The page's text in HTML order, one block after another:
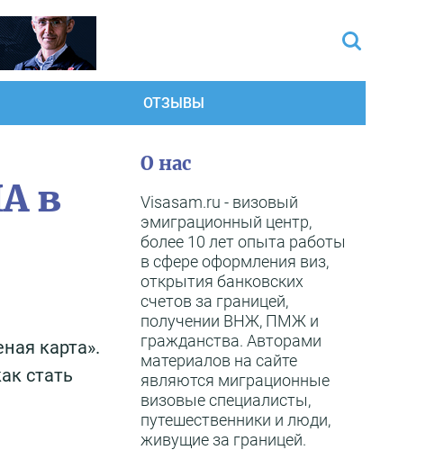
ОТЗЫВЫ
в
карта».
стать
О нас
Visasam.ru - визовый
эмиграционный центр,
более 10 лет опыта работы
в сфере оформления виз,
открытия банковских
счетов за границей,
получении ВНЖ, ПМЖ и
гражданства. Авторами
материалов на сайте
являются миграционные
визовые специалисты,
путешественники и люди,
живущие за границей.